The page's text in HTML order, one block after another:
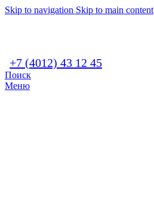
Skip to navigation Skip to main content
+7 (4012) 43 12 45
Поиск
Меню